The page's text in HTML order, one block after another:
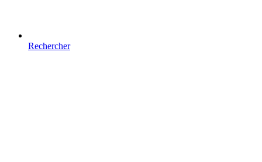
Rechercher